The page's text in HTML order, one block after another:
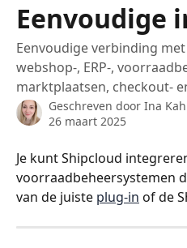
Eenvoudige
Eenvoudige verbinding
webshop-, ERP-,
marktplaatsen, checkout-
Geschreven door Ina
26 maart 2025
Je kunt Shipcloud
voorraadbeheersystemen
van de juiste plug-in of de